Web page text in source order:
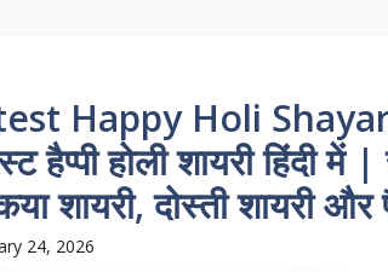
Happy Holi
हैप्पी होली शायरी हिंदी में
शायरी, दोस्ती शायरी
24, 2026